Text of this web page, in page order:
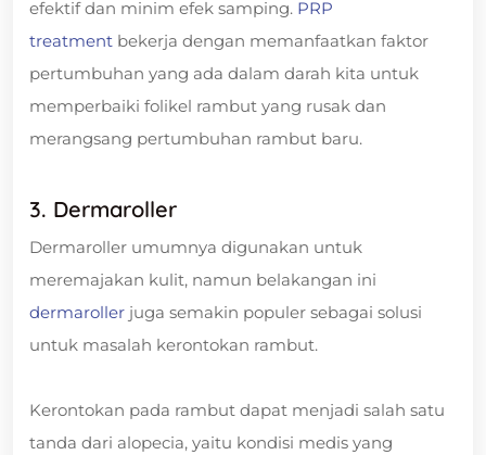
efektif dan minim efek samping. PRP
treatment bekerja dengan memanfaatkan faktor
pertumbuhan yang ada dalam darah kita untuk
memperbaiki folikel rambut yang rusak dan
merangsang pertumbuhan rambut baru.
3. Dermaroller
Dermaroller umumnya digunakan untuk
meremajakan kulit, namun belakangan ini
dermaroller juga semakin populer sebagai solusi
untuk masalah kerontokan rambut.
Kerontokan pada rambut dapat menjadi salah satu
tanda dari alopecia, yaitu kondisi medis yang